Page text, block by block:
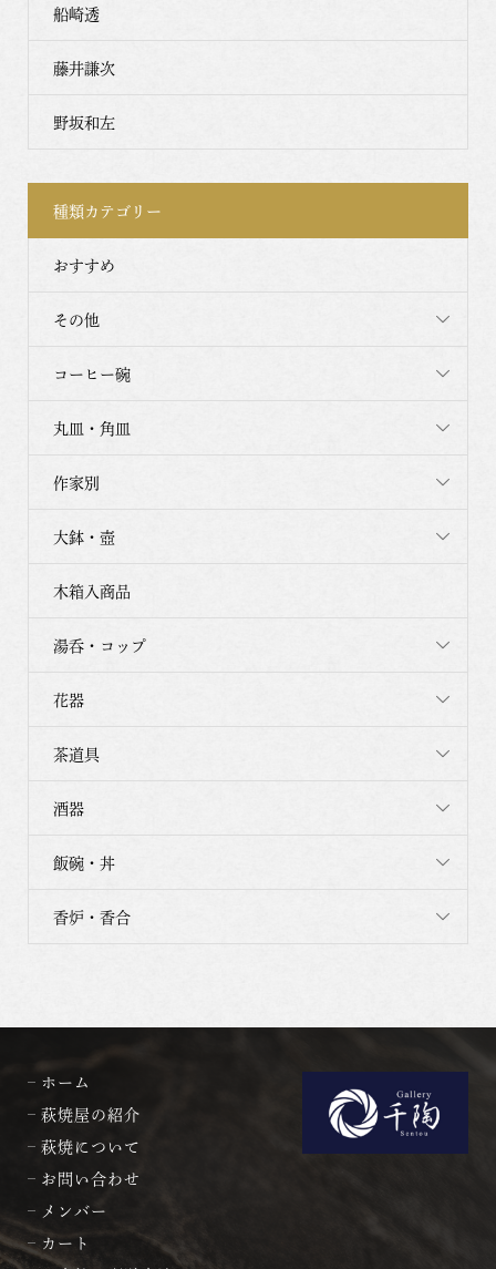
船崎透
藤井謙次
野坂和左
種類カテゴリー
おすすめ
その他
コーヒー碗
丸皿・角皿
作家別
大鉢・壺
木箱入商品
湯呑・コップ
花器
茶道具
酒器
飯碗・丼
香炉・香合
ホーム
萩焼屋の紹介
萩焼について
お問い合わせ
メンバー
カート